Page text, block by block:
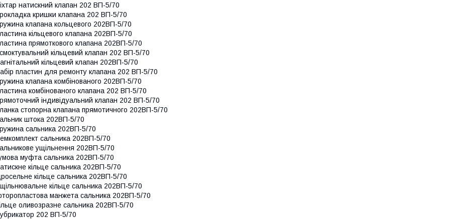
натискний клапан 202 ВП-5/70
кришки клапана 202 ВП-5/70
клапана кольцевого 202ВП-5/70
кільцевого клапана 202ВП-5/70
прямоткового клапана 202ВП-5/70
кільцевий клапан 202 ВП-5/70
кільцевий клапан 202ВП-5/70
пластин для ремонту клапана 202 ВП-5/70
клапана комбінованого 202ВП-5/70
комбінованого клапана 202 ВП-5/70
індивідуальний клапан 202 ВП-5/70
стопорна клапана прямотичного 202ВП-5/70
штока 202ВП-5/70
сальника 202ВП-5/70
сальника 202ВП-5/70
ущільнення 202ВП-5/70
муфта сальника 202ВП-5/70
кільце сальника 202ВП-5/70
кільце сальника 202ВП-5/70
кільце сальника 202ВП-5/70
манжета сальника 202ВП-5/70
оливозразне сальника 202ВП-5/70
202 ВП-5/70